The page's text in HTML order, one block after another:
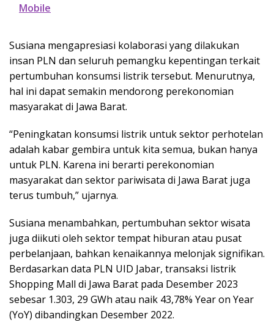
Mobile
Susiana mengapresiasi kolaborasi yang dilakukan
insan PLN dan seluruh pemangku kepentingan terkait
pertumbuhan konsumsi listrik tersebut. Menurutnya,
hal ini dapat semakin mendorong perekonomian
masyarakat di Jawa Barat.
“Peningkatan konsumsi listrik untuk sektor perhotelan
adalah kabar gembira untuk kita semua, bukan hanya
untuk PLN. Karena ini berarti perekonomian
masyarakat dan sektor pariwisata di Jawa Barat juga
terus tumbuh,” ujarnya.
Susiana menambahkan, pertumbuhan sektor wisata
juga diikuti oleh sektor tempat hiburan atau pusat
perbelanjaan, bahkan kenaikannya melonjak signifikan.
Berdasarkan data PLN UID Jabar, transaksi listrik
Shopping Mall di Jawa Barat pada Desember 2023
sebesar 1.303, 29 GWh atau naik 43,78% Year on Year
(YoY) dibandingkan Desember 2022.